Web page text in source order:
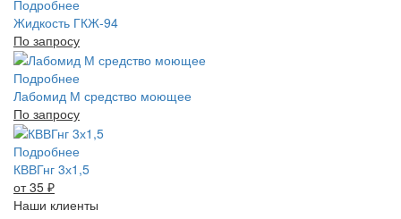
Подробнее
Жидкость ГКЖ-94
По запросу
Подробнее
Лабомид М средство моющее
По запросу
Подробнее
КВВГнг 3х1,5
от 35 ₽
Наши клиенты